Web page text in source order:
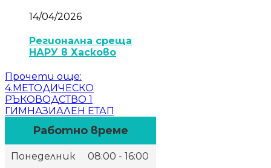
14/04/2026
Регионална среща
НАРУ в Хасково
Прочети още:
4.МЕТОДИЧЕСКО
РЪКОВОДСТВО 1
ГИМНАЗИАЛЕН ЕТАП
Работно време
Понеделник 08:00 - 16:00